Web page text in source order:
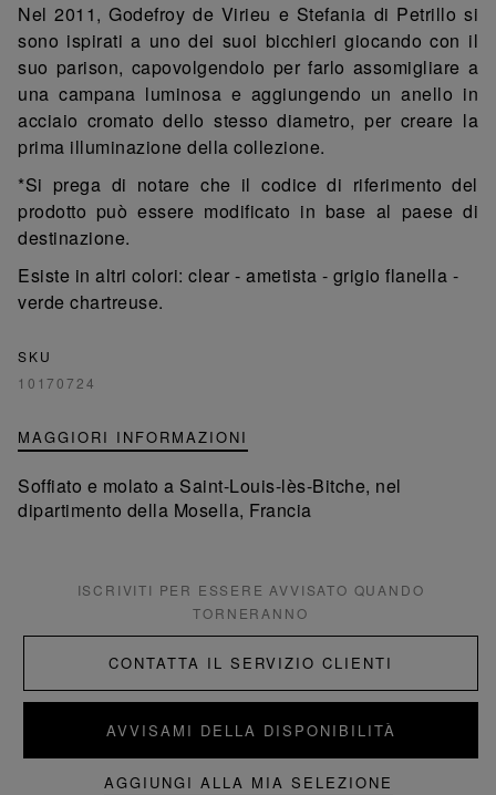
Nel 2011, Godefroy de Virieu e Stefania di Petrillo si
sono ispirati a uno dei suoi bicchieri giocando con il
suo parison, capovolgendolo per farlo assomigliare a
una campana luminosa e aggiungendo un anello in
acciaio cromato dello stesso diametro, per creare la
prima illuminazione della collezione.
*Si prega di notare che il codice di riferimento del
prodotto può essere modificato in base al paese di
destinazione.
Esiste in altri colori: clear - ametista - grigio flanella -
verde chartreuse.
SKU
10170724
MAGGIORI INFORMAZIONI
Soffiato e molato a Saint-Louis-lès-Bitche, nel
dipartimento della Mosella, Francia
ISCRIVITI PER ESSERE AVVISATO QUANDO
TORNERANNO
CONTATTA IL SERVIZIO CLIENTI
AVVISAMI DELLA DISPONIBILITÀ
AGGIUNGI ALLA MIA SELEZIONE